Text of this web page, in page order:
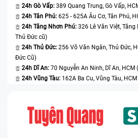
24h Gò Vấp: 389 Quang Trung, Gò Vấp,
24h Tân Phú: 625 - 625A Âu Cơ, Tân Phú,
24h Tăng Nhơn Phú: 326 Lê Văn Việt, Tăng
Thủ Đức cũ)
24h Thủ Đức: 256 Võ Văn Ngân, Thủ Đức,
Đức Cũ)
24h Dĩ An: 70 Nguyễn An Ninh, Dĩ An, HCM
24h Vũng Tàu: 162A Ba Cu, Vũng Tàu,